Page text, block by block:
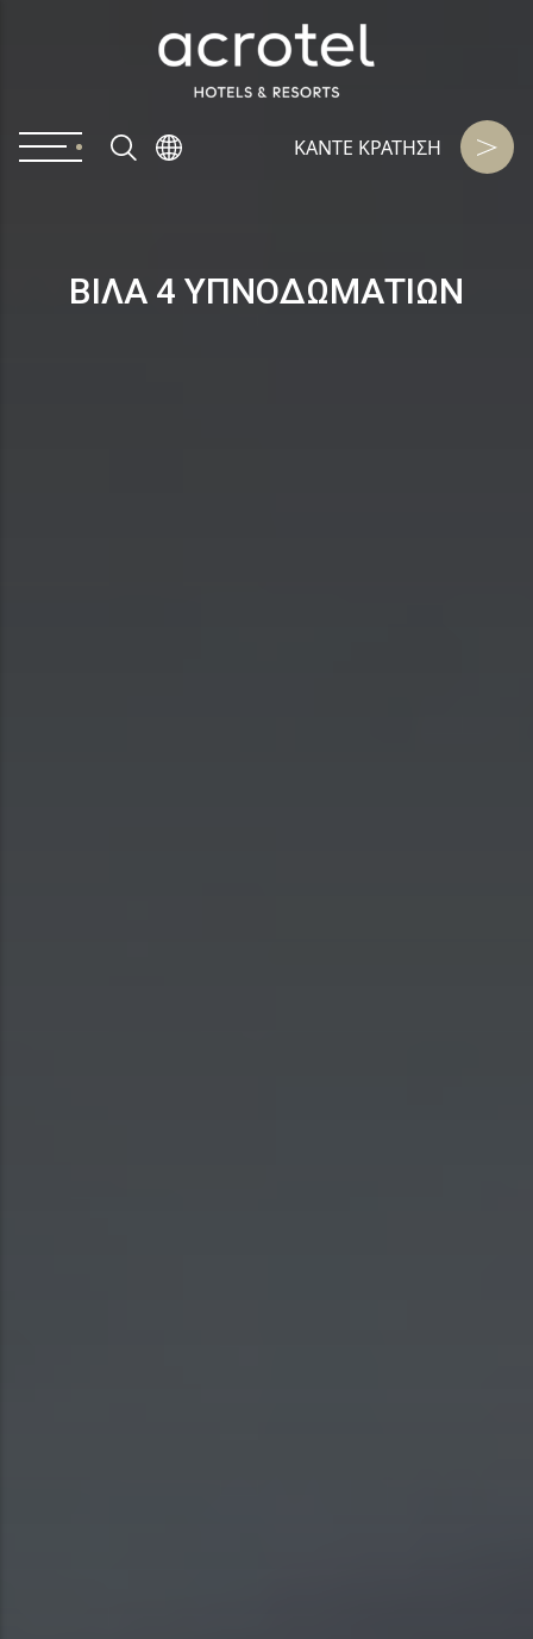
ΚΑΝΤΕ KΡΑΤΗΣΗ
ΒΙΛΑ 4 ΥΠΝΟΔΩΜΑΤΙΩΝ